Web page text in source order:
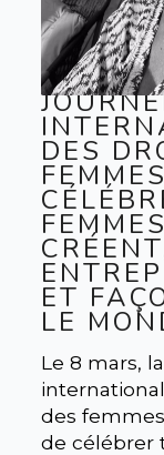
DES
ET
LE
Le 8 mars,
des
de célébrer